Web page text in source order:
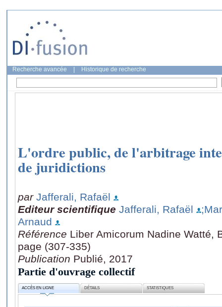
Recherche avancée Historique de recherche
L'ordre public, de l'arbitrage
de juridictions
par Jafferali, Rafaël
Editeur scientifique Jafferali, Rafaël
Arnaud
Référence Liber Amicorum Nadine Watté,
page (307-335)
Publication Publié, 2017
Partie d'ouvrage collectif
ACCÈS EN LIGNE DÉTAILS STATISTIQUES